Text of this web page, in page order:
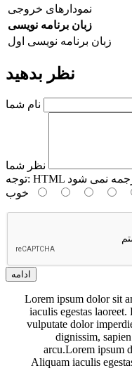
نمودارهای خروجی
زبان برنامه نویسی
زبان برنامه نویسی اول
نظر بدهید
نام شما
نظر شما
توجه:
خوب
ادامه
Lorem ipsum dolor sit
iaculis egestas
vulputate dolor
dignissim,
arcu.Lorem ipsum
Aliquam iaculis